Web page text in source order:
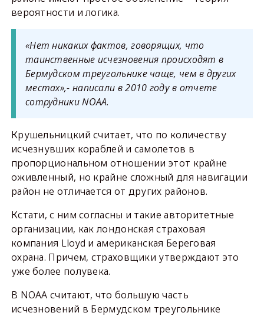
вероятности и логика.
«Нет никаких фактов, говорящих, что
таинственные исчезновения происходят в
Бермудском треугольнике чаще, чем в других
местах»,- написали в 2010 году в отчете
сотрудники NOAA.
Крушельницкий считает, что по количеству
исчезнувших кораблей и самолетов в
пропорциональном отношении этот крайне
оживленный, но крайне сложный для навигации
район не отличается от других районов.
Кстати, с ним согласны и такие авторитетные
организации, как лондонская страховая
компания Lloyd и американская Береговая
охрана. Причем, страховщики утверждают это
уже более полувека.
В NOAA считают, что большую часть
исчезновений в Бермудском треугольнике